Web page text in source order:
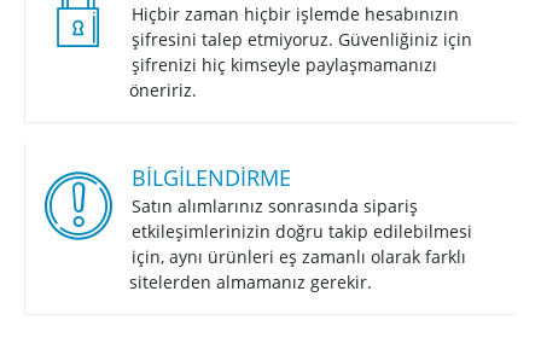
Hiçbir zaman hiçbir işlemde hesabınızın
şifresini talep etmiyoruz. Güvenliğiniz için
şifrenizi hiç kimseyle paylaşmamanızı
öneririz.
BİLGİLENDİRME
Satın alımlarınız sonrasında sipariş
etkileşimlerinizin doğru takip edilebilmesi
için, aynı ürünleri eş zamanlı olarak farklı
sitelerden almamanız gerekir.